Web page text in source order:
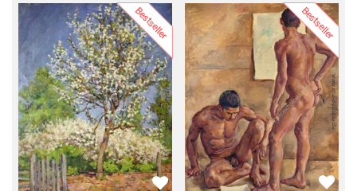
Bestseller Bestseller